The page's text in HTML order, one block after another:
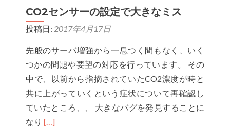
湿
度
な
ど
が
お
知
ら
CO2センサーの設定で大きなミス
投稿日: 2017年4月17日
先般のサーバ増強から一息つく間もなく、いく
つかの問題や要望の対応を行っています。 その
中で、以前から指摘されていたCO2濃度が時と
共に上がっていくという症状について再確認し
ていたところ、、 大きなバグを発見することに
なり Read
[…]